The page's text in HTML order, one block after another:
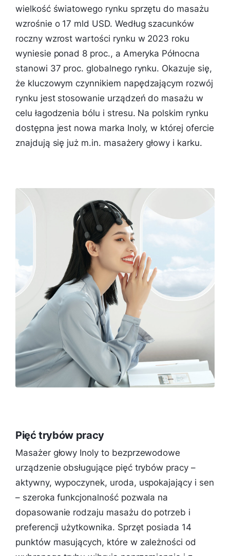
wielkość światowego rynku sprzętu do masażu
wzrośnie o 17 mld USD. Według szacunków
roczny wzrost wartości rynku w 2023 roku
wyniesie ponad 8 proc., a Ameryka Północna
stanowi 37 proc. globalnego rynku. Okazuje się,
że kluczowym czynnikiem napędzającym rozwój
rynku jest stosowanie urządzeń do masażu w
celu łagodzenia bólu i stresu. Na polskim rynku
dostępna jest nowa marka Inoly, w której ofercie
znajdują się już m.in. masażery głowy i karku.
Pięć trybów pracy
Masażer głowy Inoly to bezprzewodowe
urządzenie obsługujące pięć trybów pracy –
aktywny, wypoczynek, uroda, uspokajający i sen
– szeroka funkcjonalność pozwala na
dopasowanie rodzaju masażu do potrzeb i
preferencji użytkownika. Sprzęt posiada 14
punktów masujących, które w zależności od